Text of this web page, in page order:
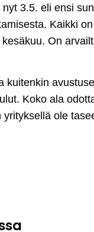
3.5. eli ensi
Kaikki
On
kuitenkin
Koko ala
ole